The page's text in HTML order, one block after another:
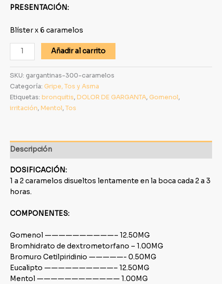
PRESENTACIÓN:
Blíster x 6 caramelos
Añadir al carrito
SKU: gargantinas-300-caramelos
Categoría: Gripe, Tos y Asma
Etiquetas: bronquitis, DOLOR DE GARGANTA, Gomenol,
irritación, Mentol, Tos
Descripción
DOSIFICACIÓN:
1 a 2 caramelos disueltos lentamente en la boca cada 2 a 3
horas.
COMPONENTES:
Gomenol ——————————– 12.50MG
Bromhidrato de dextrometorfano – 1.00MG
Bromuro Cetilpiridinio —————- 0.50MG
Eucalipto ——————————– 12.50MG
Mentol ———————————— 1.00MG